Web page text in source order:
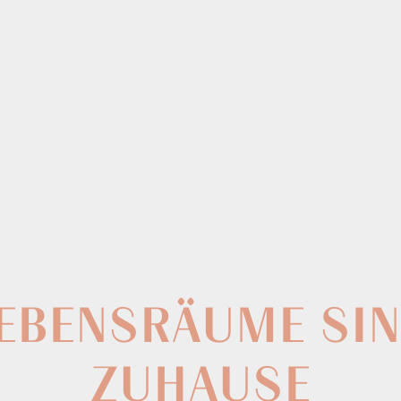
ZUHAUSE